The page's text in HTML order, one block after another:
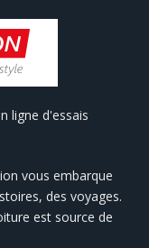
ligne d'essais
vous embarque
des voyages.
est source de